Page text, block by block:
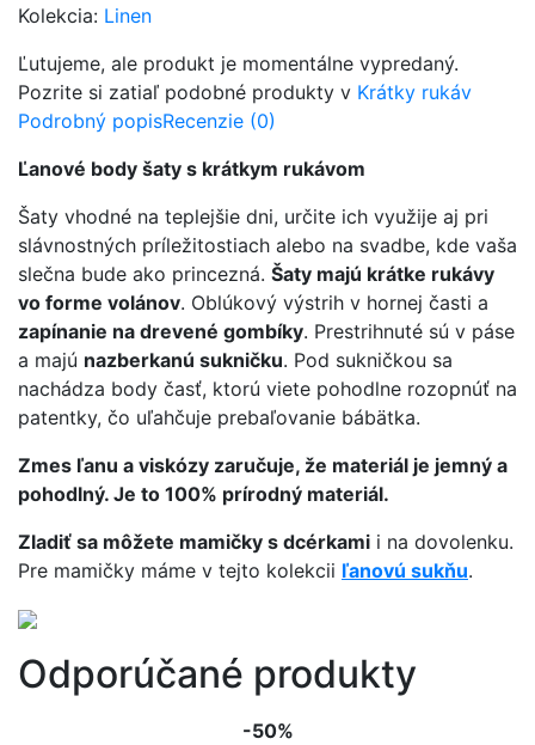
Kolekcia: Linen
Ľutujeme, ale produkt je momentálne vypredaný.
Pozrite si zatiaľ podobné produkty v Krátky rukáv
Podrobný popisRecenzie (0)
Ľanové body šaty s krátkym rukávom
Šaty vhodné na teplejšie dni, určite ich využije aj pri
slávnostných príležitostiach alebo na svadbe, kde vaša
slečna bude ako princezná. Šaty majú krátke rukávy
vo forme volánov. Oblúkový výstrih v hornej časti a
zapínanie na drevené gombíky. Prestrihnuté sú v páse
a majú nazberkanú sukničku. Pod sukničkou sa
nachádza body časť, ktorú viete pohodlne rozopnúť na
patentky, čo uľahčuje prebaľovanie bábätka.
Zmes ľanu a viskózy zaručuje, že materiál je jemný a
pohodlný. Je to 100% prírodný materiál.
Zladiť sa môžete mamičky s dcérkami i na dovolenku.
Pre mamičky máme v tejto kolekcii ľanovú sukňu.
Odporúčané produkty
-50%